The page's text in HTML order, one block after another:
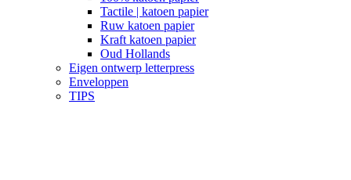
Tactile | katoen papier
Ruw katoen papier
Kraft katoen papier
Oud Hollands
Eigen ontwerp letterpress
Enveloppen
TIPS